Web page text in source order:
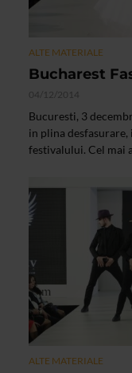
ALTE MATERIALE
Bucharest
04/12/2014
Bucuresti, 3
in plina desfasurare,
festivalului. Cel mai
ALTE MATERIALE